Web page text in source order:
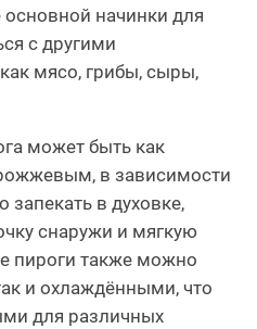
основной начинки для
с другими
мясо, грибы, сыры,
может быть как
в зависимости
в духовке,
снаружи и мягкую
пироги также можно
и охлаждёнными, что
для различных